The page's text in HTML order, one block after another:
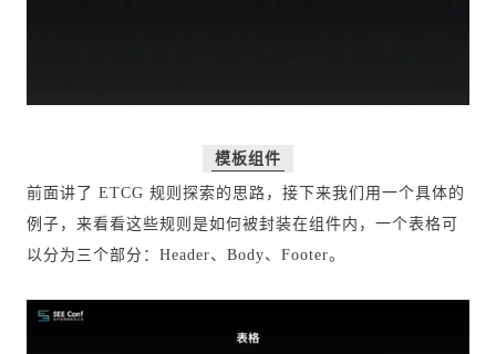
模板组件
前面讲了 ETCG 规则探索的思路，接下来我们用一个具体的
例子，来看看这些规则是如何被封装在组件内，一个表格可
以分为三个部分：Header、Body、Footer。